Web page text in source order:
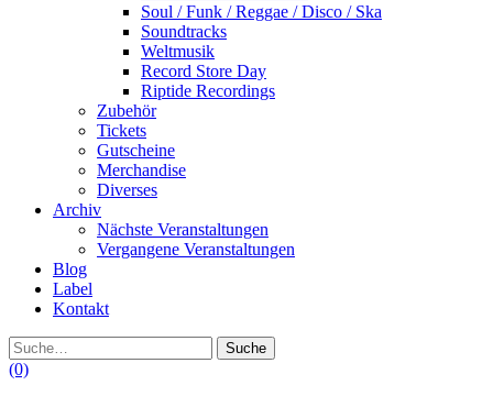
Soul / Funk / Reggae / Disco / Ska
Soundtracks
Weltmusik
Record Store Day
Riptide Recordings
Zubehör
Tickets
Gutscheine
Merchandise
Diverses
Archiv
Nächste Veranstaltungen
Vergangene Veranstaltungen
Blog
Label
Kontakt
Suche
(0)